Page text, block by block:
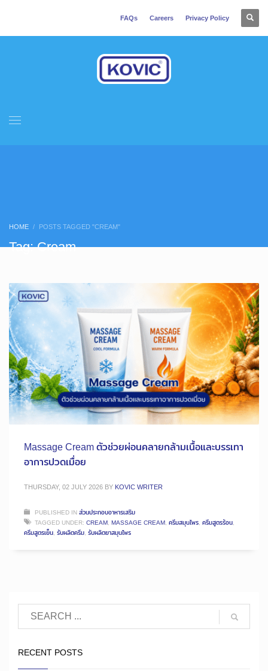
FAQs Careers Privacy Policy
HOME POSTS TAGGED "CREAM"
Tag: Cream
Massage Cream ตัวช่วยผ่อนคลายกล้ามเนื้อและบรรเทา
อาการปวดเมื่อย
THURSDAY, 02 JULY 2026 BY KOVIC WRITER
PUBLISHED INส่วนประกอบอาหารเสริม
TAGGED UNDER: CREAM, MASSAGE CREAM, ครีมสมุนไพร, ครีมสูตรร้อน,
ครีมสูตรเย็น, รับผลิตครีม, รับผลิตยาสมุนไพร
RECENT POSTS